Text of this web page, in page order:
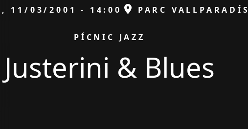
11/03/2001 - 14:00 ESPAI
PARC VALLPARADÍS
PÍCNIC JAZZ
Justerini & Blues